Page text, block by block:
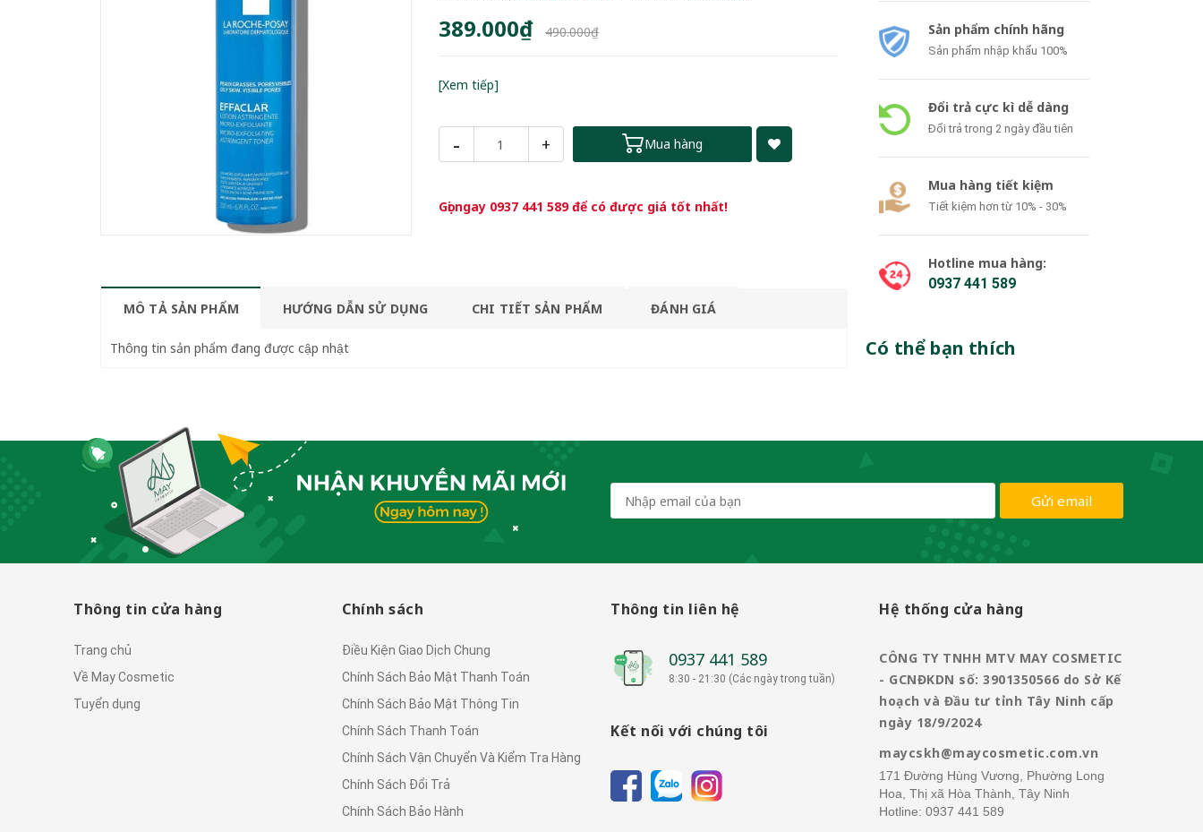
389.000₫ 490.000₫
[Xem tiếp]
- + Mua hàng
Gọi ngay 0937 441 589để có được giá tốt nhất!
MÔ TẢ SẢN PHẨM HƯỚNG DẪN SỬ DỤNG CHI TIẾT SẢN PHẨM ĐÁNH GIÁ
Thông tin sản phẩm đang được cập nhật
Sản phẩm chính hãng
Sản phẩm nhập khẩu 100%
Đổi trả cực kì dễ dàng
Đổi trả trong 2 ngày đầu tiên
Mua hàng tiết kiệm
Tiết kiệm hơn từ 10% - 30%
Hotline mua hàng:
0937 441 589
Có thể bạn thích
Gửi email
Thông tin cửa hàng
Trang chủ
Về May Cosmetic
Tuyển dụng
Chính sách
Điều Kiện Giao Dịch Chung
Chính Sách Bảo Mật Thanh Toán
Chính Sách Bảo Mật Thông Tin
Chính Sách Thanh Toán
Chính Sách Vận Chuyển Và Kiểm Tra Hàng
Chính Sách Đổi Trả
Chính Sách Bảo Hành
Thông tin liên hệ
0937 441 589
8:30 - 21:30 (Các ngày trong tuần)
Kết nối với chúng tôi
Hệ thống cửa hàng
CÔNG TY TNHH MTV MAY COSMETIC
- GCNĐKDN số: 3901350566 do Sở Kế
hoạch và Đầu tư tỉnh Tây Ninh cấp
ngày 18/9/2024
maycskh@maycosmetic.com.vn
171 Đường Hùng Vương, Phường Long
Hoa, Thị xã Hòa Thành, Tây Ninh
Hotline: 0937 441 589